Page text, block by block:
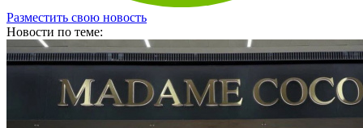
Разместить свою новость
Новости по теме: